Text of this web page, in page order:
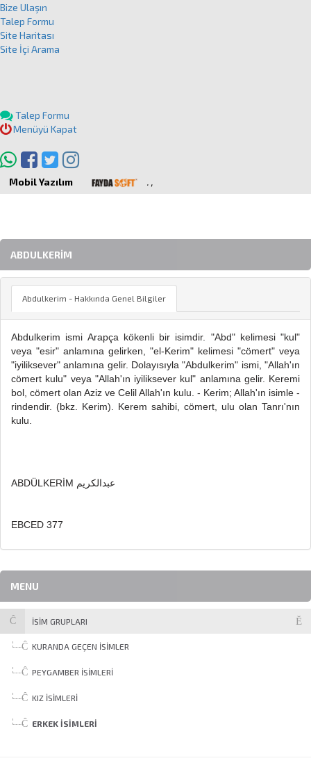
Bize Ulaşın
Talep Formu
Site Haritası
Site İçi Arama
Talep Formu
Menüyü Kapat
Mobil Yazılım . ,
ABDULKERIM
Abdulkerim - Hakkında Genel Bilgiler
Abdulkerim ismi Arapça kökenli bir isimdir. "Abd" kelimesi "kul"
veya "esir" anlamına gelirken, "el-Kerim" kelimesi "cömert" veya
"iyiliksever" anlamına gelir. Dolayısıyla "Abdulkerim" ismi, "Allah'ın
cömert kulu" veya "Allah'ın iyiliksever kul" anlamına gelir. Keremi
bol, cömert olan Aziz ve Celil Allah'ın kulu. - Kerim; Allah'ın isimle -
rindendir. (bkz. Kerim). Kerem sahibi, cömert, ulu olan Tanrı'nın
kulu.
ABDÜLKERİM عبدالكريم
EBCED 377
MENU
İSİM GRUPLARI
KURANDA GEÇEN İSIMLER
PEYGAMBER İSIMLERI
KIZ İSIMLERI
ERKEK İSIMLERI